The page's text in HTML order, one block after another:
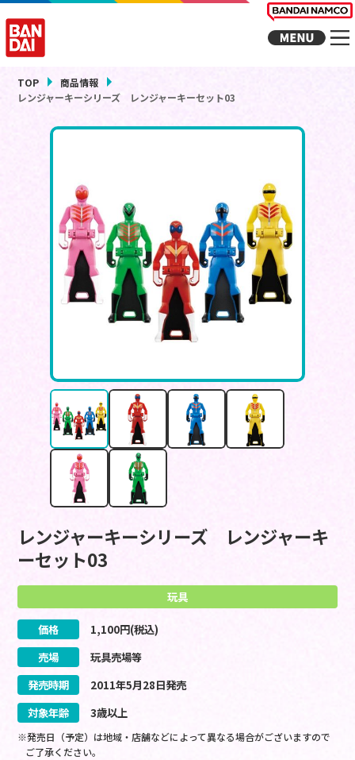
TOP
商品情報
レンジャーキーシリーズ レンジャーキーセット03
レンジャーキーシリーズ レンジャーキ
ーセット03
玩具
価格 1,100円(税込)
売場
玩具売場等
発売時期
2011年5月28日発売
対象年齢
3歳以上
※発売日（予定）は地域・店舗などによって異なる場合がございますので
ご了承ください。